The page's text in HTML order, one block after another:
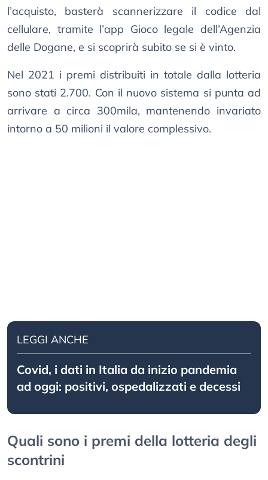
l’acquisto, basterà scannerizzare il codice dal
cellulare, tramite l’app Gioco legale dell’Agenzia
delle Dogane, e si scoprirà subito se si è vinto.
Nel 2021 i premi distribuiti in totale dalla lotteria
sono stati 2.700. Con il nuovo sistema si punta ad
arrivare a circa 300mila, mantenendo invariato
intorno a 50 milioni il valore complessivo.
LEGGI ANCHE
Covid, i dati in Italia da inizio pandemia
ad oggi: positivi, ospedalizzati e decessi
Quali sono i premi della lotteria degli
scontrini